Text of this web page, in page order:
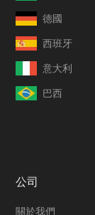
德國
西班牙
意大利
巴西
公司
關於我們